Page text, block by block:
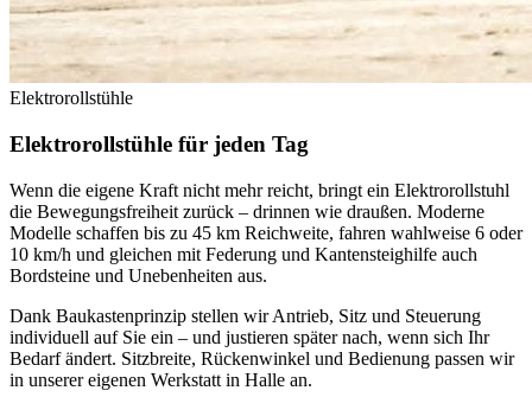
Elektrorollstühle
Elektrorollstühle für jeden Tag
Wenn die eigene Kraft nicht mehr reicht, bringt ein Elektrorollstuhl
die Bewegungsfreiheit zurück – drinnen wie draußen. Moderne
Modelle schaffen bis zu 45 km Reichweite, fahren wahlweise 6 oder
10 km/h und gleichen mit Federung und Kantensteighilfe auch
Bordsteine und Unebenheiten aus.
Dank Baukastenprinzip stellen wir Antrieb, Sitz und Steuerung
individuell auf Sie ein – und justieren später nach, wenn sich Ihr
Bedarf ändert. Sitzbreite, Rückenwinkel und Bedienung passen wir
in unserer eigenen Werkstatt in Halle an.